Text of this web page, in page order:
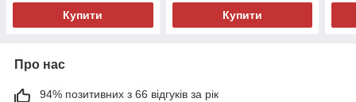
Купити Купити
Про нас
94% позитивних з 66 відгуків за рік